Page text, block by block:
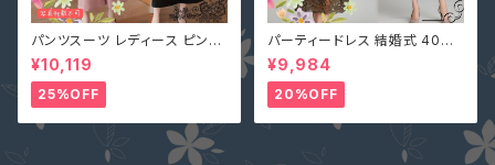
パンツスーツ レディース ピンク
2L (L寄り) 3L 即納 S M L 4L
黒 XZ-X99616 レース 七分袖
ガウチョパンツ ペプラム リボン
¥10,119
25%OFF
パーティードレス 結婚式 40代
大きいサイズ オリーブ L(S寄り
M) 5L 即納 2L 3L 4L 6L MD
-1164467 袖あり 七分袖 花柄
刺繍 総レース ワンピース タイ
ト Aライン 春
¥9,984
20%OFF